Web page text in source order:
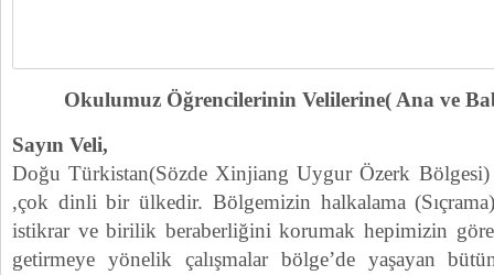
Okulumuz Öğrencilerinin Velilerine( Ana ve
Sayın Veli,
Doğu Türkistan(Sözde Xinjiang Uygur Özerk
,çok dinli bir ülkedir. Bölgemizin halkalama
istikrar ve birilik beraberliğini korumak hepimizin
getirmeye yönelik çalışmalar bölge’de yaşayan